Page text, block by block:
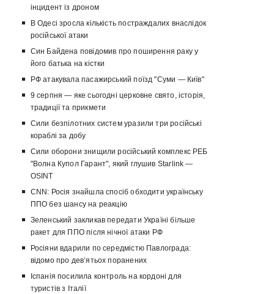
інцидент із дроном
В Одесі зросла кількість постраждалих внаслідок
російської атаки
Син Байдена повідомив про поширення раку у
його батька на кістки
РФ атакувала пасажирський поїзд "Суми — Київ"
9 серпня — яке сьогодні церковне свято, історія,
традиції та прикмети
Сили безпілотних систем уразили три російські
кораблі за добу
Сили оборони знищили російський комплекс РЕБ
"Волна Купол Гарант", який глушив Starlink —
OSINT
CNN: Росія знайшла спосіб обходити українську
ППО без шансу на реакцію
Зеленський закликав передати Україні більше
ракет для ППО після нічної атаки РФ
Росіяни вдарили по середмістю Павлограда:
відомо про девʼятьох поранених
Іспанія посилила контроль на кордоні для
туристів з Італії